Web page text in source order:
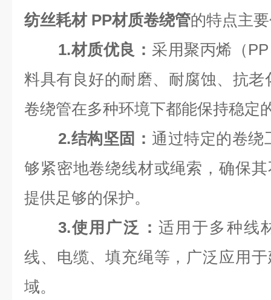
纺丝耗材 PP材质卷绕管的特点主
1.材质优良‌： 采用聚丙烯（
料具有良好的耐磨、耐腐蚀、抗
卷绕管在多种环境下都能保持稳定
2.结构坚固‌： 通过特定的卷绕
够紧密地卷绕线材或绳索，确保
提供足够的保护‌。
3.使用广泛‌： 适用于多种线
线、电缆、填充绳等，广泛应用
域‌。